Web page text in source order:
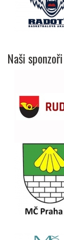
Naši sponzoři